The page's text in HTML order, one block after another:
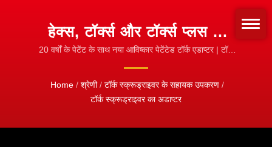
हेक्स, टॉर्क्स और टॉर्क्स प्लस के
बिट्स के लिए SLOKY टॉर्क
स्क्रूड्राइवर का एडाप्टर जिसमें
विभिन्न NM की आवश्यकता है।
20 वर्षों के पेटेंट के साथ नया आविष्कार पेटेंटेड टॉर्क एडाप्टर | टॉर्क
Home / श्रेणी / टॉर्क स्क्रूड्राइवर के सहायक उपकरण /
टॉर्क स्क्रूड्राइवर का अडाप्टर